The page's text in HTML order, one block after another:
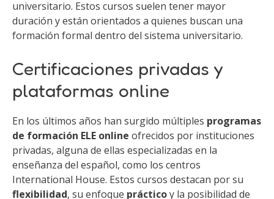
universitario. Estos cursos suelen tener mayor
duración y están orientados a quienes buscan una
formación formal dentro del sistema universitario.
Certificaciones privadas y
plataformas online
En los últimos años han surgido múltiples programas
de formación ELE online ofrecidos por instituciones
privadas, alguna de ellas especializadas en la
enseñanza del español, como los centros
International House. Estos cursos destacan por su
flexibilidad, su enfoque prácticoy la posibilidad de